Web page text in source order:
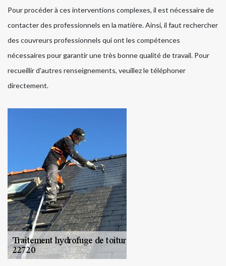
Pour procéder à ces interventions complexes, il est nécessaire de
contacter des professionnels en la matière. Ainsi, il faut rechercher
des couvreurs professionnels qui ont les compétences
nécessaires pour garantir une très bonne qualité de travail. Pour
recueillir d'autres renseignements, veuillez le téléphoner
directement.